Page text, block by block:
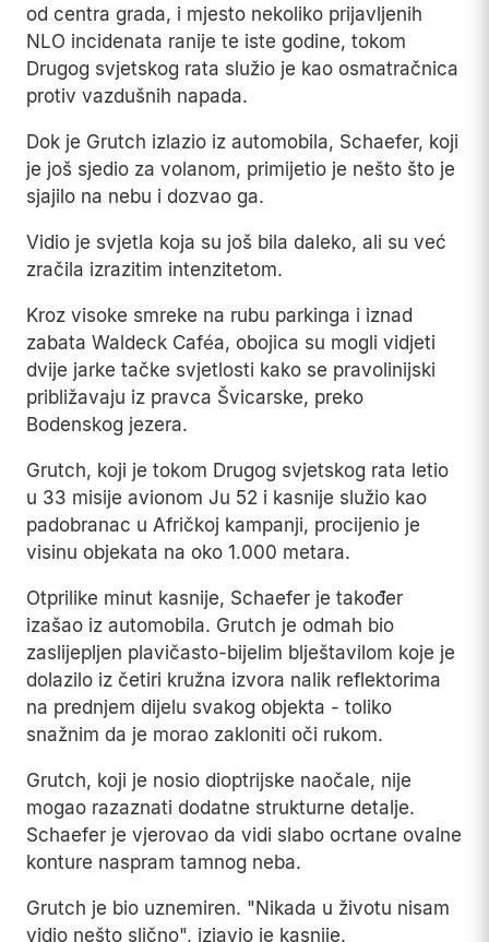
od centra grada, i mjesto nekoliko prijavljenih
NLO incidenata ranije te iste godine, tokom
Drugog svjetskog rata služio je kao osmatračnica
protiv vazdušnih napada.
Dok je Grutch izlazio iz automobila, Schaefer, koji
je još sjedio za volanom, primijetio je nešto što je
sjajilo na nebu i dozvao ga.
Vidio je svjetla koja su još bila daleko, ali su već
zračila izrazitim intenzitetom.
Kroz visoke smreke na rubu parkinga i iznad
zabata Waldeck Caféa, obojica su mogli vidjeti
dvije jarke tačke svjetlosti kako se pravolinijski
približavaju iz pravca Švicarske, preko
Bodenskog jezera.
Grutch, koji je tokom Drugog svjetskog rata letio
u 33 misije avionom Ju 52 i kasnije služio kao
padobranac u Afričkoj kampanji, procijenio je
visinu objekata na oko 1.000 metara.
Otprilike minut kasnije, Schaefer je također
izašao iz automobila. Grutch je odmah bio
zaslijepljen plavičasto-bijelim blještavilom koje je
dolazilo iz četiri kružna izvora nalik reflektorima
na prednjem dijelu svakog objekta - toliko
snažnim da je morao zakloniti oči rukom.
Grutch, koji je nosio dioptrijske naočale, nije
mogao razaznati dodatne strukturne detalje.
Schaefer je vjerovao da vidi slabo ocrtane ovalne
konture naspram tamnog neba.
Grutch je bio uznemiren. "Nikada u životu nisam
vidio nešto slično", izjavio je kasnije.